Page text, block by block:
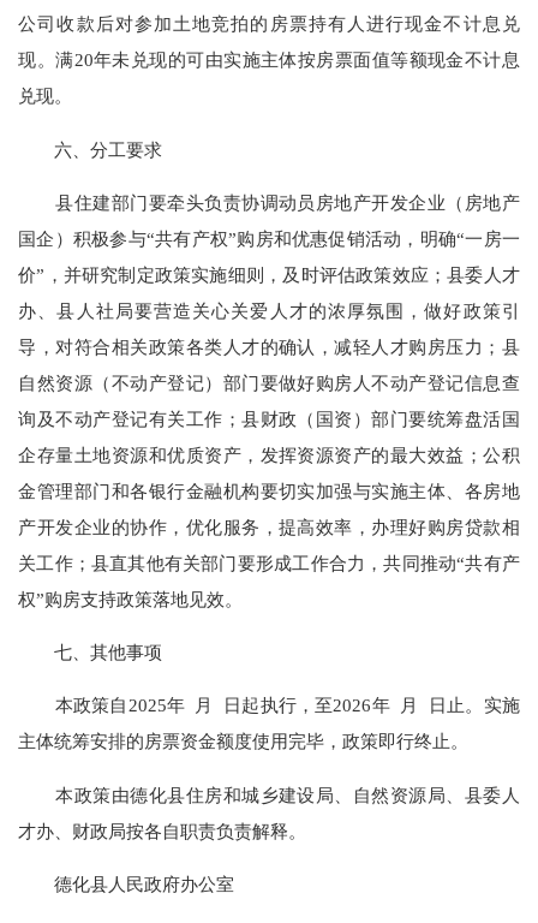
公司收款后对参加土地竞拍的房票持有人进行现金不计息兑
现。满20年未兑现的可由实施主体按房票面值等额现金不计息
兑现。
六、分工要求
县住建部门要牵头负责协调动员房地产开发企业（房地产
国企）积极参与“共有产权”购房和优惠促销活动，明确“一房一
价”，并研究制定政策实施细则，及时评估政策效应；县委人才
办、县人社局要营造关心关爱人才的浓厚氛围，做好政策引
导，对符合相关政策各类人才的确认，减轻人才购房压力；县
自然资源（不动产登记）部门要做好购房人不动产登记信息查
询及不动产登记有关工作；县财政（国资）部门要统筹盘活国
企存量土地资源和优质资产，发挥资源资产的最大效益；公积
金管理部门和各银行金融机构要切实加强与实施主体、各房地
产开发企业的协作，优化服务，提高效率，办理好购房贷款相
关工作；县直其他有关部门要形成工作合力，共同推动“共有产
权”购房支持政策落地见效。
七、其他事项
本政策自2025年 月 日起执行，至2026年 月 日止。实施
主体统筹安排的房票资金额度使用完毕，政策即行终止。
本政策由德化县住房和城乡建设局、自然资源局、县委人
才办、财政局按各自职责负责解释。
德化县人民政府办公室